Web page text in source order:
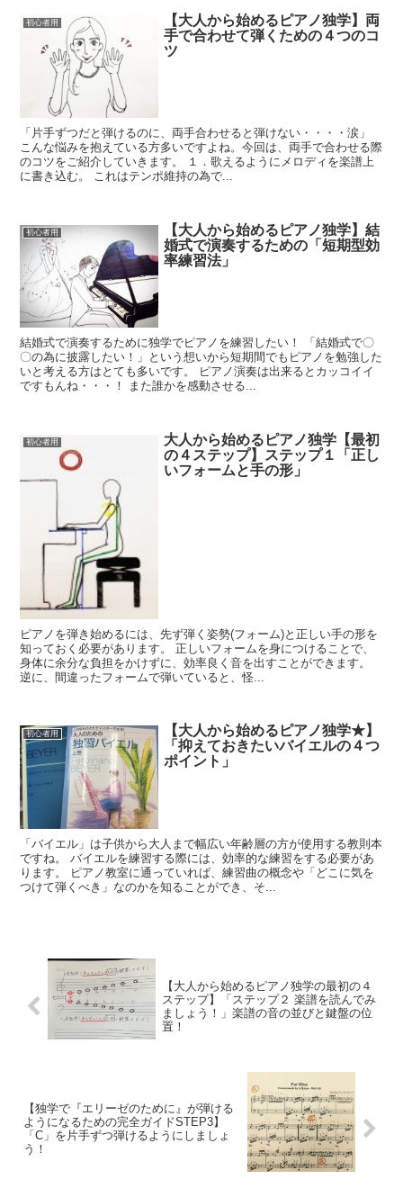
初心者用
【大人から始めるピアノ独学】両
手で合わせて弾くための４つのコ
ツ
「片手ずつだと弾けるのに、両手合わせると弾けない・・・・涙」
こんな悩みを抱えている方多いですよね。今回は、両手で合わせる際
のコツをご紹介していきます。 １．歌えるようにメロディを楽譜上
に書き込む。 これはテンポ維持の為で...
初心者用
【大人から始めるピアノ独学】結
婚式で演奏するための「短期型効
率練習法」
結婚式で演奏するために独学でピアノを練習したい！ 「結婚式で〇
〇の為に披露したい！」という想いから短期間でもピアノを勉強した
いと考える方はとても多いです。 ピアノ演奏は出来るとカッコイイ
ですもんね・・・！ また誰かを感動させる...
初心者用
大人から始めるピアノ独学【最初
の４ステップ】ステップ１「正し
いフォームと手の形」
ピアノを弾き始めるには、先ず弾く姿勢(フォーム)と正しい手の形を
知っておく必要があります。 正しいフォームを身につけることで、
身体に余分な負担をかけずに、効率良く音を出すことができます。
逆に、間違ったフォームで弾いていると、怪...
初心者用
【大人から始めるピアノ独学★】
「抑えておきたいバイエルの４つ
ポイント」
「バイエル」は子供から大人まで幅広い年齢層の方が使用する教則本
ですね。 バイエルを練習する際には、効率的な練習をする必要があ
ります。 ピアノ教室に通っていれば、練習曲の概念や「どこに気を
つけて弾くべき」なのかを知ることができ、そ...
【大人から始めるピアノ独学の最初の４
ステップ】「ステップ２ 楽譜を読んでみ
ましょう！」楽譜の音の並びと鍵盤の位
置！
【独学で『エリーゼのために』が弾ける
ようになるための完全ガイドSTEP3】
「C」を片手ずつ弾けるようにしましょ
う！